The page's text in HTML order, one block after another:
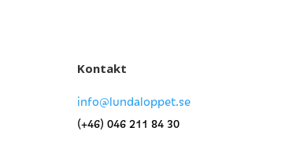
Kontakt
info@lundaloppet.se
(+46) 046 211 84 30